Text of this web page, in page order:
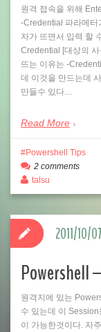
원격 접속을 위해
-Credential 파라메터
자가 뜨면서 입력 할
Credential [대상의
뜨는 이유는 -
데 이것을 만드는데
만들수 있다…
Read More
Powershell Tips
2 comments
talsu
원격지에 있는
수 있는데 이
이 가능한것이다. 자
2011/10/07